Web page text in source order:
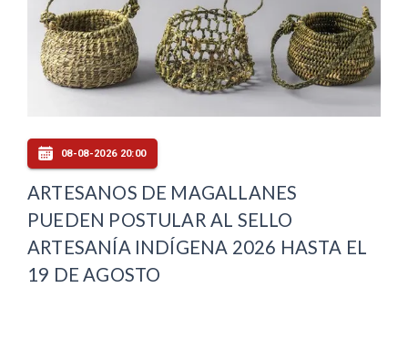
08-08-2026 20:00
ARTESANOS DE MAGALLANES
PUEDEN POSTULAR AL SELLO
ARTESANÍA INDÍGENA 2026 HASTA EL
19 DE AGOSTO